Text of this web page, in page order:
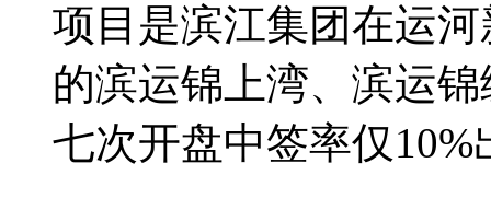
项目是滨江集团在运
的滨运锦上湾、滨运
七次开盘中签率仅10%